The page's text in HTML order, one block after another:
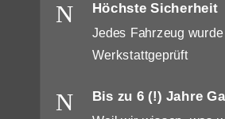
N Höchste Sicherheit
Jedes Fahrzeug
Werkstattgeprüft
N Bis zu 6 (!) Jahre